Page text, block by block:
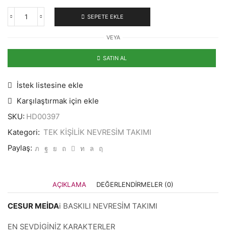
1.440,00 ₺.
CESUR
NEVRESİM
adet
SEPETE EKLE
VEYA
SATIN AL
İstek listesine ekle
Karşılaştırmak için ekle
SKU: HD00397
Kategori: TEK KİŞİLİK NEVRESİM TAKIMI
Paylaş:
AÇIKLAMA DEĞERLENDIRMELER (0)
CESUR MEİDAi BASKILI NEVRESİM TAKIMI
EN SEVDİGİNİZ KARAKTERLER